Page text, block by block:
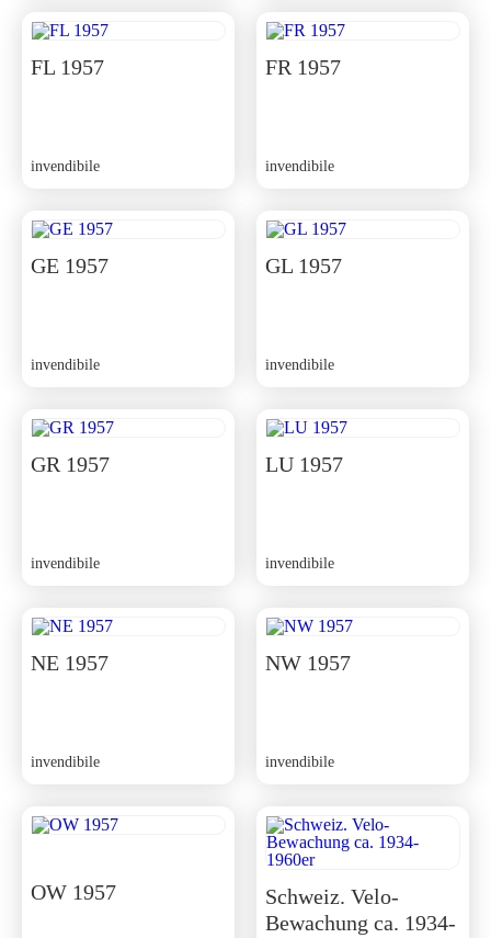
FL 1957
invendibile
FR 1957
invendibile
GE 1957
invendibile
GL 1957
invendibile
GR 1957
invendibile
LU 1957
invendibile
NE 1957
invendibile
NW 1957
invendibile
OW 1957
Schweiz. Velo-
Bewachung ca. 1934-